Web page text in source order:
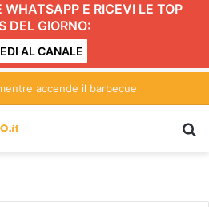
E RICEVI LE TOP
DEL GIORNO:
AL CANALE
accende il barbecue